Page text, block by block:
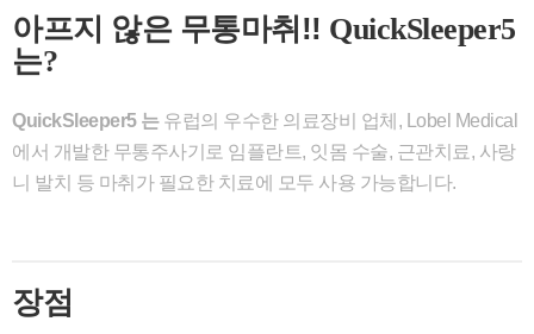
아프지 않은 무통마취!! QuickSleeper5
는?
QuickSleeper5 는 유럽의 우수한 의료장비 업체, Lobel Medical
에서 개발한 무통주사기로 임플란트, 잇몸 수술, 근관치료, 사랑
니 발치 등 마취가 필요한 치료에 모두 사용 가능합니다.
장점